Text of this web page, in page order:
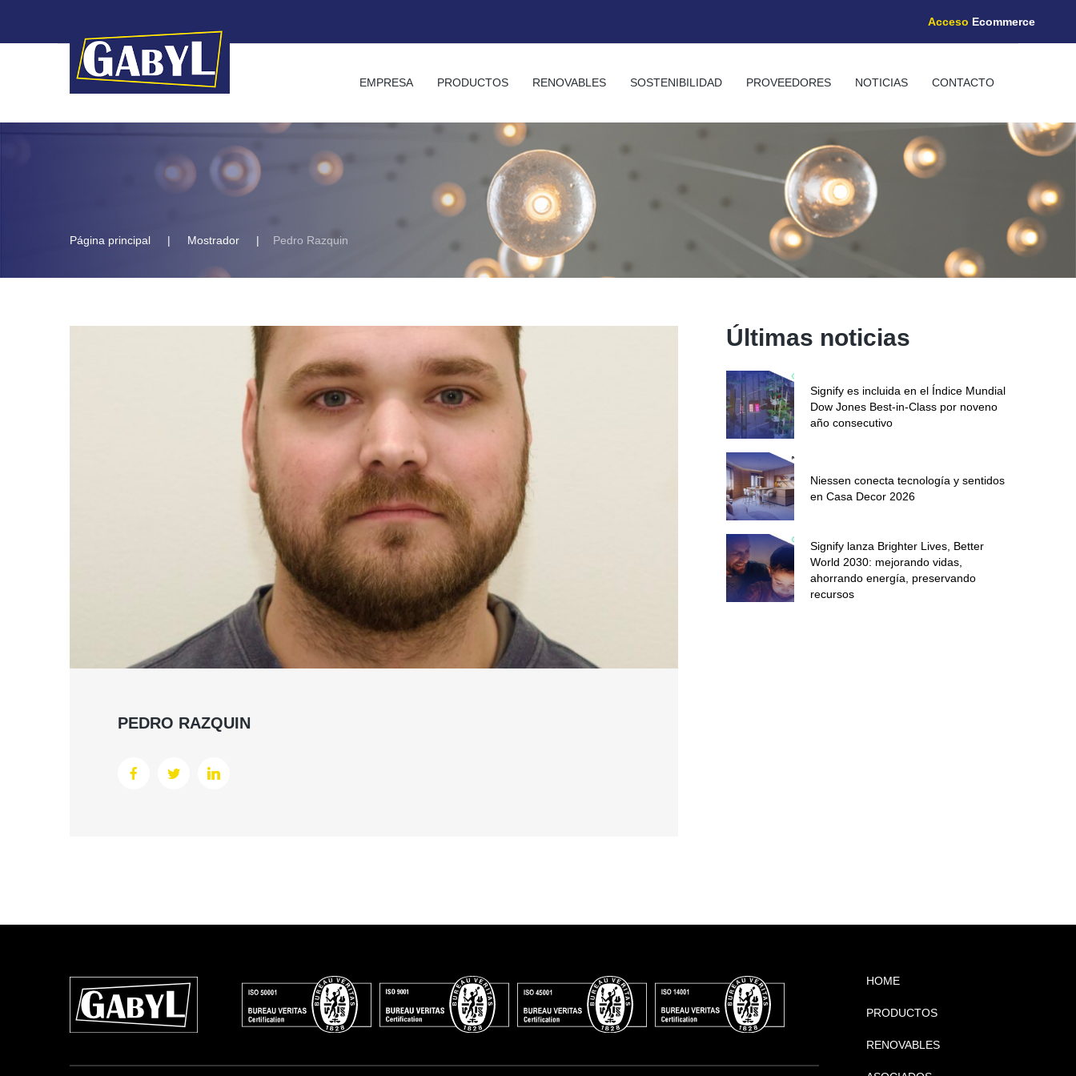
EMPRESA PRODUCTOS RENOVABLES SOSTENIBILIDAD PROVEEDORES NOTICIAS CONTACTO
Página principal Mostrador Pedro Razquin
PEDRO RAZQUIN
Últimas noticias
Signify es incluida en el Índice Mundial
Dow Jones Best-in-Class por noveno
año consecutivo
Niessen conecta tecnología y sentidos
en Casa Decor 2026
Signify lanza Brighter Lives, Better
World 2030: mejorando vidas,
ahorrando energía, preservando
recursos
HOME
PRODUCTOS
RENOVABLES
Acceso Ecommerce